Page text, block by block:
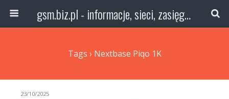
gsm.biz.pl - informacje, sieci, zasięg technologie
Tags › Nextbase Piqo 1K
23/10/2025